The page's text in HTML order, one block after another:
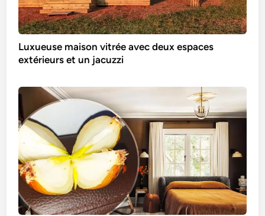
Luxueuse maison vitrée avec deux espaces
extérieurs et un jacuzzi